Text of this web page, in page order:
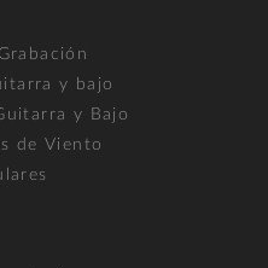
y bajo
y Bajo
de Viento